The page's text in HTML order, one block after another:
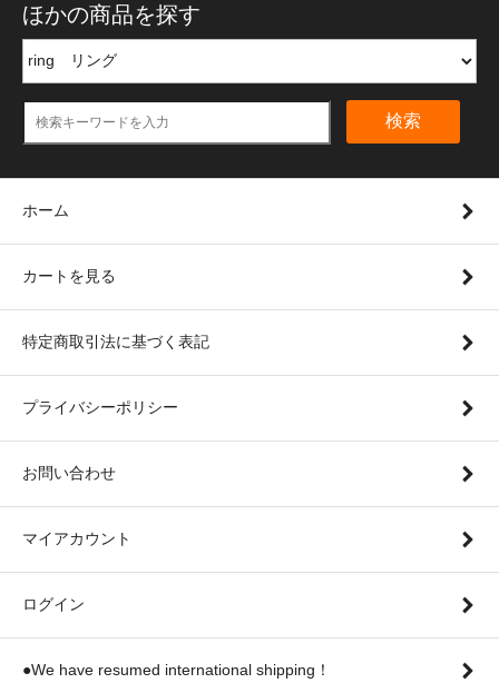
ほかの商品を探す
検索
ホーム
カートを見る
特定商取引法に基づく表記
プライバシーポリシー
お問い合わせ
マイアカウント
ログイン
●We have resumed international shipping！